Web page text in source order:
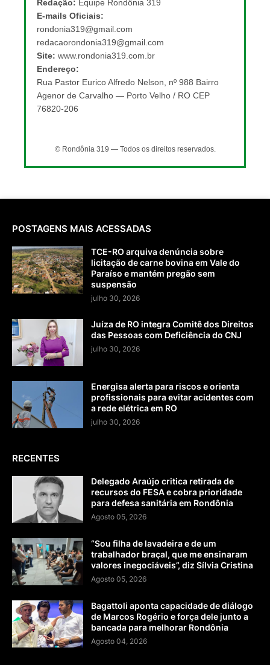
Redação: Equipe Rondônia 319
E-mails Oficiais:
rondonia319@gmail.com
redacaorondonia319@gmail.com
Site: www.rondonia319.com.br
Endereço:
Rua Pastor Eurico Alfredo Nelson, nº 988 Bairro
Agenor de Carvalho — Porto Velho / RO CEP
76820-206
© Rondônia 319 — Todos os direitos reservados.
POSTAGENS MAIS ACESSADAS
TCE-RO arquiva denúncia sobre
licitação de carne bovina em Vale do
Paraíso e mantém pregão sem
suspensão
julho 30, 2026
Juíza de RO integra Comitê dos Direitos
das Pessoas com Deficiência do CNJ
julho 30, 2026
Energisa alerta para riscos e orienta
profissionais para evitar acidentes com
a rede elétrica em RO
julho 30, 2026
RECENTES
Delegado Araújo critica retirada de
recursos do FESA e cobra prioridade
para defesa sanitária em Rondônia
Agosto 05, 2026
“Sou filha de lavadeira e de um
trabalhador braçal, que me ensinaram
valores inegociáveis”, diz Sílvia Cristina
Agosto 05, 2026
Bagattoli aponta capacidade de diálogo
de Marcos Rogério e força dele junto a
bancada para melhorar Rondônia
Agosto 04, 2026